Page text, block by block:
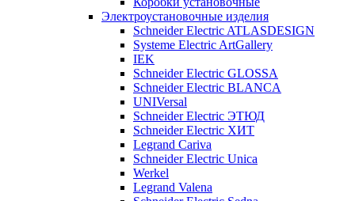
Электроустановочные изделия
Schneider Electric ATLASDESIGN
Systeme Electric ArtGallery
IEK
Schneider Electric GLOSSA
Schneider Electric BLANCA
UNIVersal
Schneider Electric ЭТЮД
Schneider Electric ХИТ
Legrand Cariva
Schneider Electric Unica
Werkel
Legrand Valena